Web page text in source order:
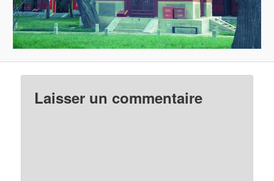
Laisser un commentaire